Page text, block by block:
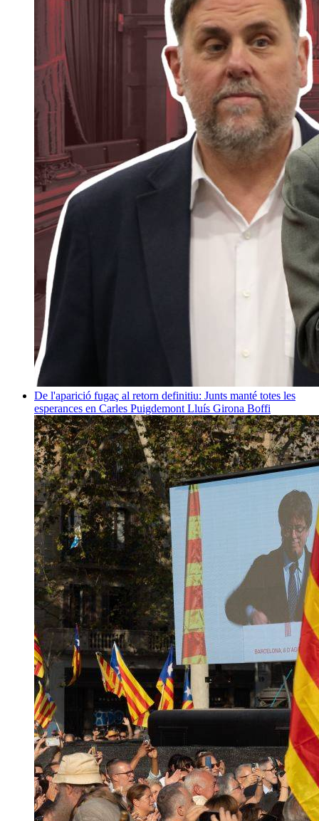
De l'aparició fugaç al retorn definitiu: Junts manté totes les
esperances en Carles Puigdemont Lluís Girona Boffi